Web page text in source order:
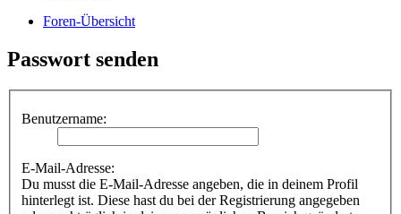
Foren-Übersicht
Passwort senden
Benutzername:
E-Mail-Adresse:
Du musst die E-Mail-Adresse angeben, die in deinem Profil
hinterlegt ist. Diese hast du bei der Registrierung angegeben